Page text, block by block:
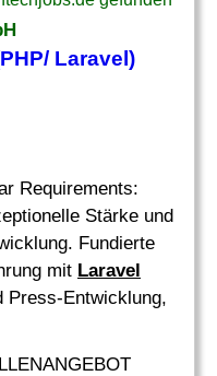
Laravel )
Requirements:
Stärke und
Fundierte
mit Laravel
Press-Entwicklung,